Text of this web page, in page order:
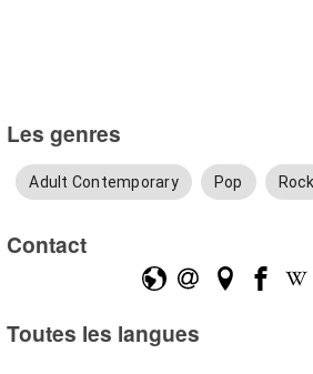
Les genres
Adult Contemporary Pop Rock
Contact
Toutes les langues